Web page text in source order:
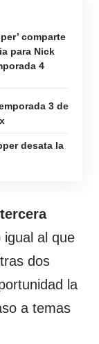
comparte
para Nick
4
3 de
desata la
tercera
al que
dos
la
a temas